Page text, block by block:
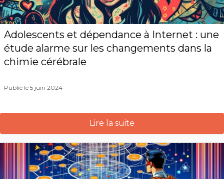
Adolescents et dépendance à Internet : une
étude alarme sur les changements dans la
chimie cérébrale
Publié le 5 juin 2024
Lire la suite